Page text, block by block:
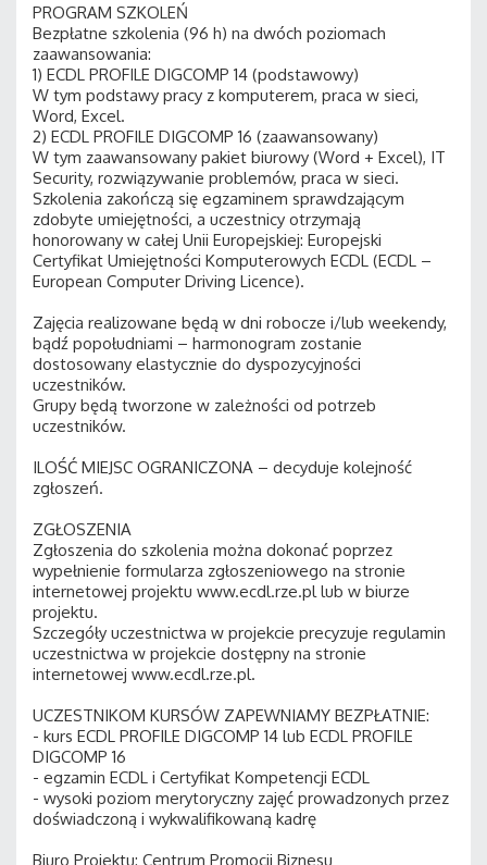
PROGRAM SZKOLEŃ
Bezpłatne szkolenia (96 h) na dwóch poziomach
zaawansowania:
1) ECDL PROFILE DIGCOMP 14 (podstawowy)
W tym podstawy pracy z komputerem, praca w sieci,
Word, Excel.
2) ECDL PROFILE DIGCOMP 16 (zaawansowany)
W tym zaawansowany pakiet biurowy (Word + Excel), IT
Security, rozwiązywanie problemów, praca w sieci.
Szkolenia zakończą się egzaminem sprawdzającym
zdobyte umiejętności, a uczestnicy otrzymają
honorowany w całej Unii Europejskiej: Europejski
Certyfikat Umiejętności Komputerowych ECDL (ECDL –
European Computer Driving Licence).
Zajęcia realizowane będą w dni robocze i/lub weekendy,
bądź popołudniami – harmonogram zostanie
dostosowany elastycznie do dyspozycyjności
uczestników.
Grupy będą tworzone w zależności od potrzeb
uczestników.
ILOŚĆ MIEJSC OGRANICZONA – decyduje kolejność
zgłoszeń.
ZGŁOSZENIA
Zgłoszenia do szkolenia można dokonać poprzez
wypełnienie formularza zgłoszeniowego na stronie
internetowej projektu www.ecdl.rze.pl lub w biurze
projektu.
Szczegóły uczestnictwa w projekcie precyzuje regulamin
uczestnictwa w projekcie dostępny na stronie
internetowej www.ecdl.rze.pl.
UCZESTNIKOM KURSÓW ZAPEWNIAMY BEZPŁATNIE:
- kurs ECDL PROFILE DIGCOMP 14 lub ECDL PROFILE
DIGCOMP 16
- egzamin ECDL i Certyfikat Kompetencji ECDL
- wysoki poziom merytoryczny zajęć prowadzonych przez
doświadczoną i wykwalifikowaną kadrę
Biuro Projektu: Centrum Promocji Biznesu